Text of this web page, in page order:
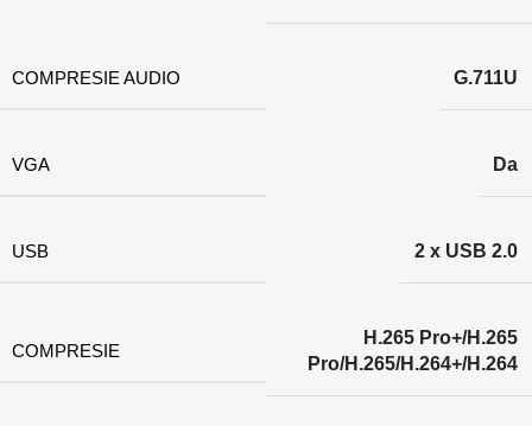
COMPRESIE AUDIO G.711U
VGA Da
USB 2 x USB 2.0
COMPRESIE
H.265 Pro+/H.265
Pro/H.265/H.264+/H.264